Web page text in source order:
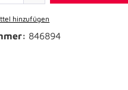
hinzufügen
846894